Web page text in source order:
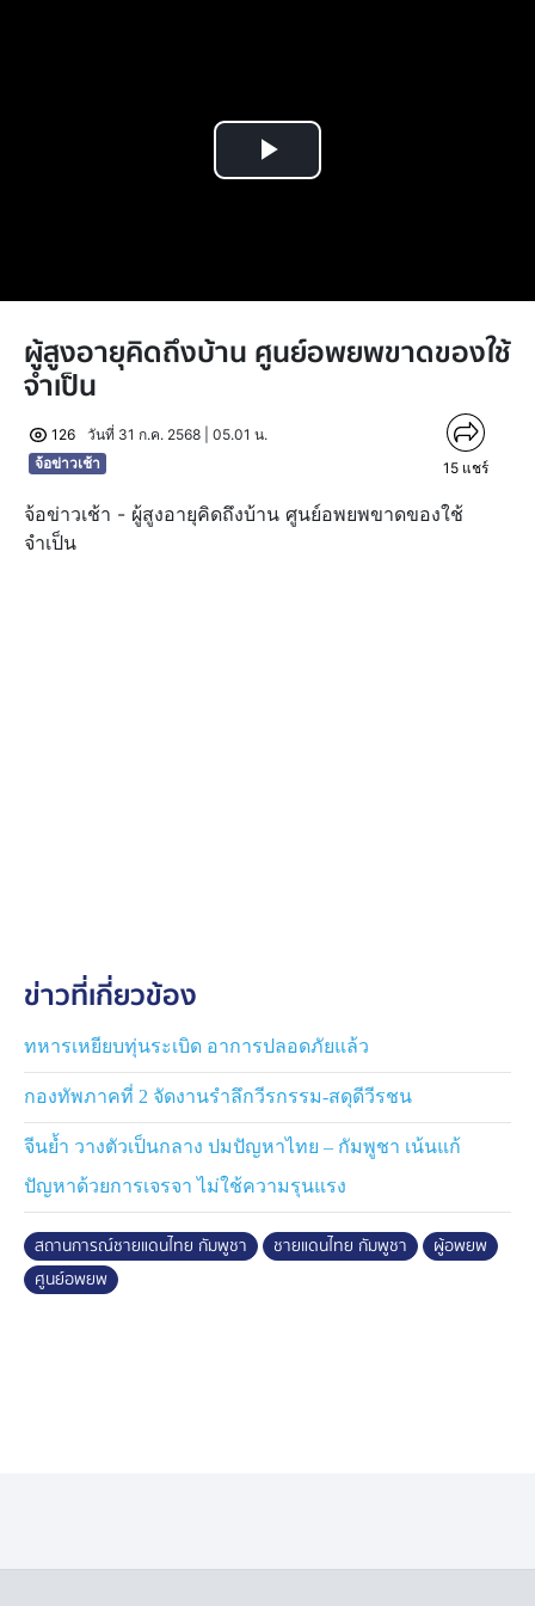
Play
ผู้สูงอายุคิดถึงบ้าน ศูนย์อพยพขาดของใช้
จำเป็น
126
วันที่ 31 ก.ค. 2568 | 05.01 น.
จ้อข่าวเช้า
15 แชร์
จ้อข่าวเช้า - ผู้สูงอายุคิดถึงบ้าน ศูนย์อพยพขาดของใช้
จำเป็น
ข่าวที่เกี่ยวข้อง
ทหารเหยียบทุ่นระเบิด อาการปลอดภัยแล้ว
กองทัพภาคที่ 2 จัดงานรำลึกวีรกรรม-สดุดีวีรชน
จีนย้ำ วางตัวเป็นกลาง ปมปัญหาไทย – กัมพูชา เน้นแก้
ปัญหาด้วยการเจรจา ไม่ใช้ความรุนแรง
สถานการณ์ชายแดนไทย กัมพูชา ชายแดนไทย กัมพูชา
ผู้อพยพ
ศูนย์อพยพ